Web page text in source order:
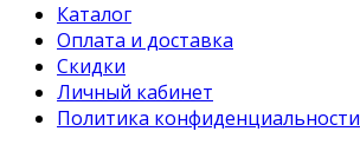
Каталог
Оплата и доставка
Скидки
Личный кабинет
Политика конфиденциальности